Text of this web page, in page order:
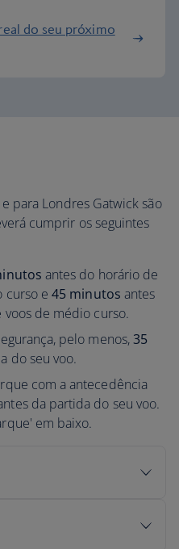
do seu próximo
para Londres Gatwick são
cumprir os seguintes
antes do horário de
curso e45 minutos antes
de médio curso.
pelo menos,35
do seu voo.
com a antecedência
da partida do seu voo.
em baixo.